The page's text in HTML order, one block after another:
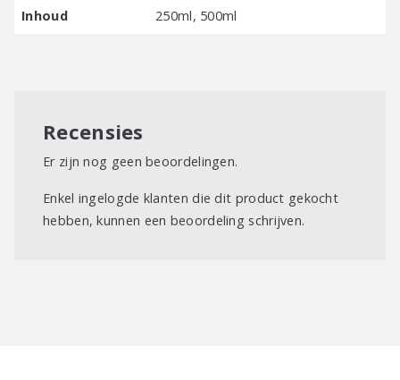
Inhoud 250ml, 500ml
Recensies
Er zijn nog geen beoordelingen.
Enkel ingelogde klanten die dit product gekocht
hebben, kunnen een beoordeling schrijven.